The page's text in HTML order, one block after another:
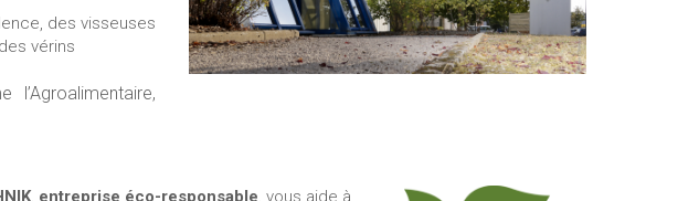
des visseuses
vérins
, entreprise éco-responsable, vous aide à